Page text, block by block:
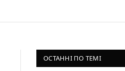
ОСТАННІ ПО ТЕМІ